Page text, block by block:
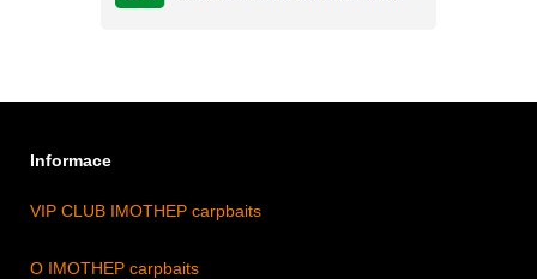
Informace
VIP CLUB IMOTHEP carpbaits
O IMOTHEP carpbaits